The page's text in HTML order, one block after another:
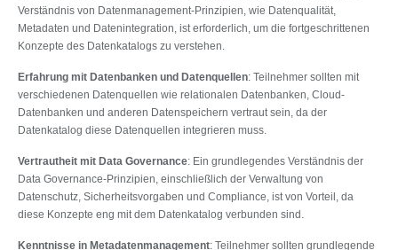
Verständnis von Datenmanagement-Prinzipien, wie Datenqualität,
Metadaten und Datenintegration, ist erforderlich, um die fortgeschrittenen
Konzepte des Datenkatalogs zu verstehen.
Erfahrung mit Datenbanken und Datenquellen: Teilnehmer sollten mit
verschiedenen Datenquellen wie relationalen Datenbanken, Cloud-
Datenbanken und anderen Datenspeichern vertraut sein, da der
Datenkatalog diese Datenquellen integrieren muss.
Vertrautheit mit Data Governance: Ein grundlegendes Verständnis der
Data Governance-Prinzipien, einschließlich der Verwaltung von
Datenschutz, Sicherheitsvorgaben und Compliance, ist von Vorteil, da
diese Konzepte eng mit dem Datenkatalog verbunden sind.
Kenntnisse in Metadatenmanagement: Teilnehmer sollten grundlegende